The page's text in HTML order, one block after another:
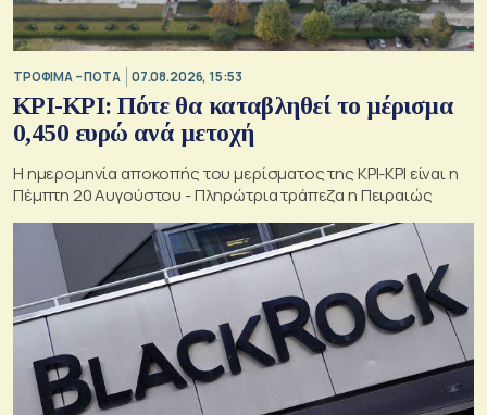
ΤΡΟΦΙΜΑ – ΠΟΤΑ 07.08.2026, 15:53
ΚΡΙ-ΚΡΙ: Πότε θα καταβληθεί το μέρισμα
0,450 ευρώ ανά μετοχή
Η ημερομηνία αποκοπής του μερίσματος της ΚΡΙ-ΚΡΙ είναι η
Πέμπτη 20 Αυγούστου - Πληρώτρια τράπεζα η Πειραιώς